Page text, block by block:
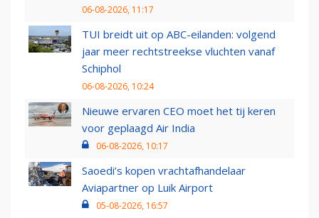
06-08-2026, 11:17
TUI breidt uit op ABC-eilanden: volgend
jaar meer rechtstreekse vluchten vanaf
Schiphol
06-08-2026, 10:24
Nieuwe ervaren CEO moet het tij keren
voor geplaagd Air India
06-08-2026, 10:17
Saoedi’s kopen vrachtafhandelaar
Aviapartner op Luik Airport
05-08-2026, 16:57